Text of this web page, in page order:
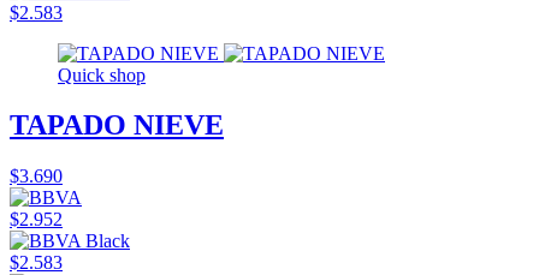
$2.583
Quick shop
TAPADO NIEVE
$3.690
$2.952
$2.583